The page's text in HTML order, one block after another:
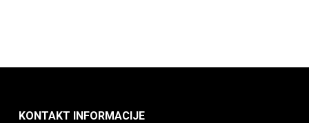
KONTAKT INFORMACIJE